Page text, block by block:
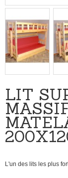
LIT
L'un des lits les plus